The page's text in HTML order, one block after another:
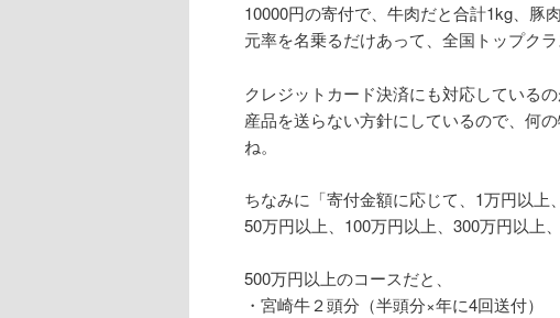
10000円の寄付で、牛肉だと合計1kg、豚
元率を名乗るだけあって、全国トップクラ
クレジットカード決済にも対応している
産品を送らない方針にしているので、何
ね。
ちなみに「寄付金額に応じて、1万円以上
50万円以上、100万円以上、300万円以上
500万円以上のコースだと、
・宮崎牛２頭分（半頭分×年に4回送付）